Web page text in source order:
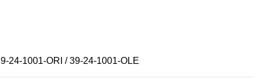
24-1001-ORI / 39-24-1001-OLE